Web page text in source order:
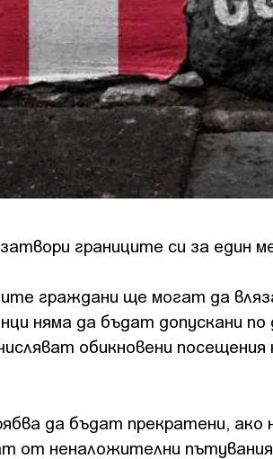
границите си за един
граждани ще могат да
няма да бъдат допускани
обикновени
да бъдат прекратени, ако
от неналожителни